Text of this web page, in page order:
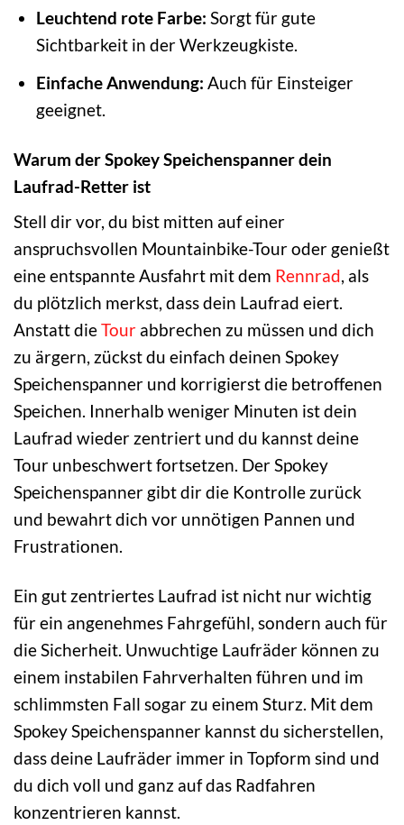
Leuchtend rote Farbe: Sorgt für gute
Sichtbarkeit in der Werkzeugkiste.
Einfache Anwendung: Auch für Einsteiger
geeignet.
Warum der Spokey Speichenspanner dein
Laufrad-Retter ist
Stell dir vor, du bist mitten auf einer
anspruchsvollen Mountainbike-Tour oder genießt
eine entspannte Ausfahrt mit dem Rennrad, als
du plötzlich merkst, dass dein Laufrad eiert.
Anstatt dieTour abbrechen zu müssen und dich
zu ärgern, zückst du einfach deinen Spokey
Speichenspanner und korrigierst die betroffenen
Speichen. Innerhalb weniger Minuten ist dein
Laufrad wieder zentriert und du kannst deine
Tour unbeschwert fortsetzen. Der Spokey
Speichenspanner gibt dir die Kontrolle zurück
und bewahrt dich vor unnötigen Pannen und
Frustrationen.
Ein gut zentriertes Laufrad ist nicht nur wichtig
für ein angenehmes Fahrgefühl, sondern auch für
die Sicherheit. Unwuchtige Laufräder können zu
einem instabilen Fahrverhalten führen und im
schlimmsten Fall sogar zu einem Sturz. Mit dem
Spokey Speichenspanner kannst du sicherstellen,
dass deine Laufräder immer in Topform sind und
du dich voll und ganz auf das Radfahren
konzentrieren kannst.